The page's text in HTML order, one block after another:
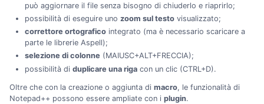
può aggiornare il file senza bisogno di chiuderlo e riaprirlo;
possibilità di eseguire uno zoom sul testovisualizzato;
correttore ortograficointegrato (ma è necessario scaricare a
parte le librerie Aspell);
selezione di colonne(MAIUSC+ALT+FRECCIA);
possibilità di duplicare una rigacon un clic (CTRL+D).
Oltre che con la creazione o aggiunta di macro, le funzionalità di
Notepad++ possono essere ampliate con i plugin.